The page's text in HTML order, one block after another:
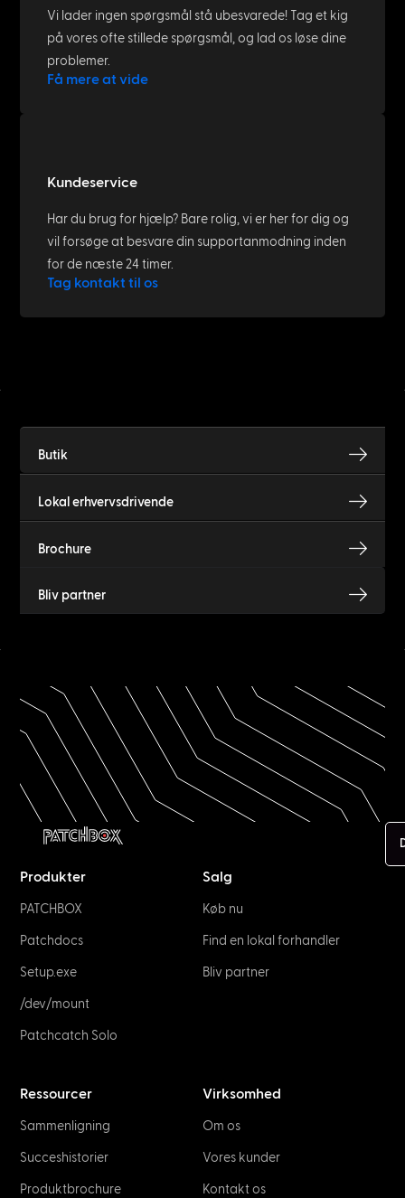
Vi lader ingen spørgsmål stå ubesvarede! Tag et kig
på vores ofte stillede spørgsmål, og lad os løse dine
problemer.
Få mere at vide
Kundeservice
Har du brug for hjælp? Bare rolig, vi er her for dig og
vil forsøge at besvare din supportanmodning inden
for de næste 24 timer.
Tag kontakt til os
Butik
Lokal erhvervsdrivende
Brochure
Bliv partner
Produkter
PATCHBOX
Patchdocs
Setup.exe
/dev/mount
Patchcatch Solo
Salg
Køb nu
Find en lokal forhandler
Bliv partner
Ressourcer
Sammenligning
Succeshistorier
Produktbrochure
Virksomhed
Om os
Vores kunder
Kontakt os